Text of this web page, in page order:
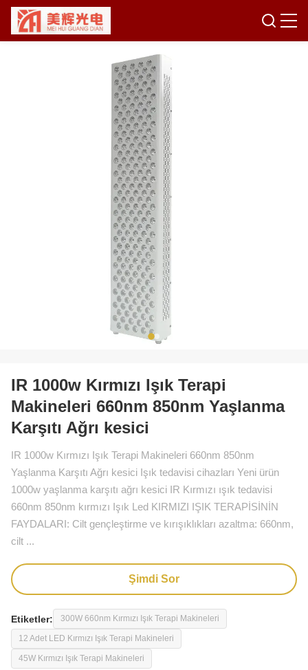
IR 1000w Kırmızı Işık Terapi
Makineleri 660nm 850nm Yaşlanma
Karşıtı Ağrı kesici
IR 1000w Kırmızı Işık Terapi Makineleri 660nm 850nm
Yaşlanma Karşıtı Ağrı kesici Işık tedavisi cihazları Yeni ürün
1000w yaşlanma karşıtı ağrı kesici IR Kırmızı ışık tedavisi
660nm 850nm kırmızı Işık Led KIRMIZI IŞIK TERAPİSİNİN
FAYDALARI: Cilt gençleştirme ve kırışıklıkları azaltma: 660nm,
cilt ...
Şimdi Sor
Etiketler: 300W 660nm Kırmızı Işık Terapi Makineleri
12 Adet LED Kırmızı Işık Terapi Makineleri
45W Kırmızı Işık Terapi Makineleri